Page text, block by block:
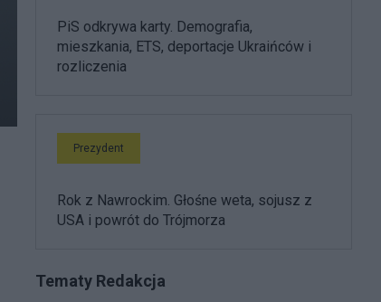
PiS odkrywa karty. Demografia,
mieszkania, ETS, deportacje Ukraińców i
rozliczenia
Prezydent
Rok z Nawrockim. Głośne weta, sojusz z
USA i powrót do Trójmorza
Tematy Redakcja